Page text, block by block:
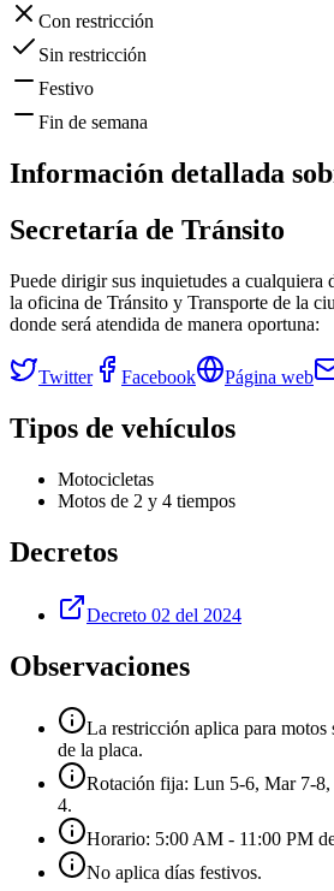
Con restricción
Sin restricción
Festivo
Fin de semana
Información detallada
Secretaría de Tránsito
Puede dirigir sus inquietudes a cualquiera
la oficina de Tránsito y Transporte de la
donde será atendida de manera oportuna:
Twitter Facebook Página web
Tipos de vehículos
Motocicletas
Motos de 2 y 4 tiempos
Decretos
Decreto 02 del 2024
Observaciones
La restricción aplica para
de la placa.
Rotación fija: Lun 5-6, Mar 7-
4.
Horario: 5:00 AM - 11:00 PM
No aplica días festivos.